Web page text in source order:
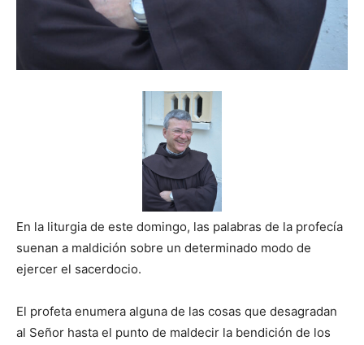
En la liturgia de este domingo, las palabras de la profecía
suenan a maldición sobre un determinado modo de
ejercer el sacerdocio.
El profeta enumera alguna de las cosas que desagradan
al Señor hasta el punto de maldecir la bendición de los